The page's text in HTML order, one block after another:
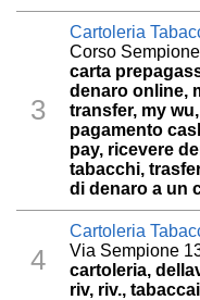
3
Cartoleria
Corso
carta
denaro online,
transfer, my
pagamento
pay, ricevere
tabacchi,
di denaro a un
4
Cartoleria
Via Sempione
cartoleria,
riv, riv.,